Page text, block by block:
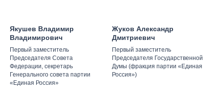
Якушев Владимир
Владимирович
Первый заместитель
Председателя Совета
Федерации, секретарь
Генерального совета партии
«Единая Россия»
Жуков Александр
Дмитриевич
Первый заместитель
Председателя Государственной
Думы (фракция партии «Единая
Россия»)